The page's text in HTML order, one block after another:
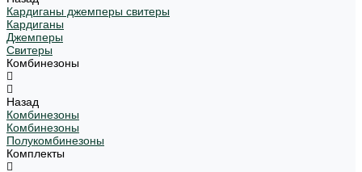
Кардиганы джемперы свитеры
Кардиганы
Джемперы
Свитеры
Комбинезоны
Назад
Комбинезоны
Комбинезоны
Полукомбинезоны
Комплекты